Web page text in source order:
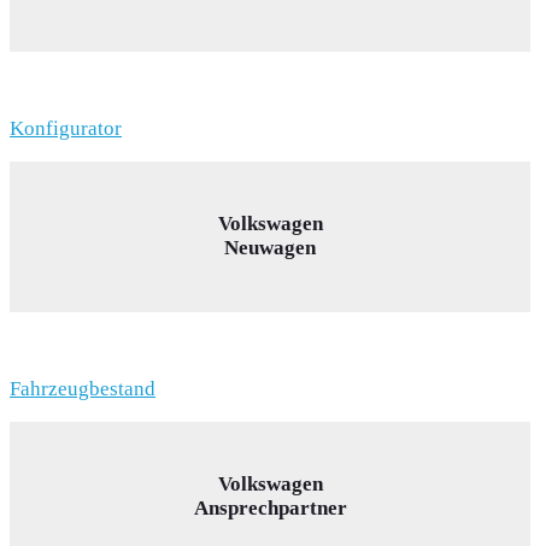
Konfigurator
Volkswagen
Neuwagen
Fahrzeugbestand
Volkswagen
Ansprechpartner